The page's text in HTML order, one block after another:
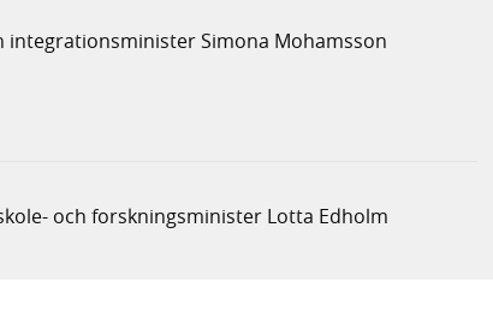
Simona Mohamsson
och forskningsminister Lotta Edholm